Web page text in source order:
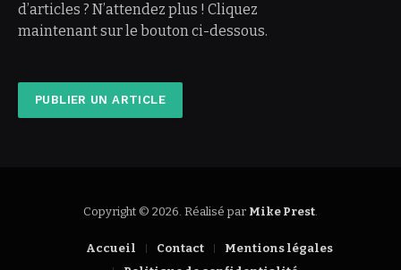
d’articles ? N’attendez plus ! Cliquez
maintenant sur le bouton ci-dessous.
PUBLIER UN ARTICLE
Copyright © 2026. Réalisé par Mike Prest
Accueil Contact
Mentions légales